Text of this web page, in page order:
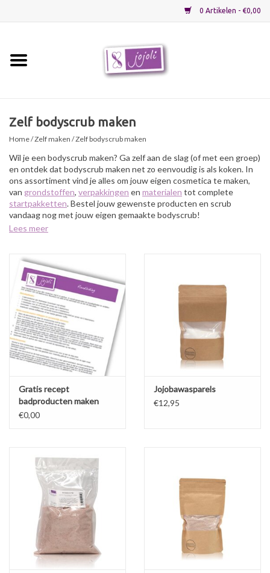
0 Artikelen - €0,00
Verpakkingen
Materialen
Startpakketten
Sale
Cadeaubon
Zelf maken
Zelf bodyscrub maken
Home/Zelf maken / Zelf bodyscrub maken
Wil je een bodyscrub maken? Ga zelf aan de slag (of met een groep)
en ontdek dat bodyscrub maken net zo eenvoudig is als koken. In
ons assortiment vind je alles om jouw eigen cosmetica te maken,
van grondstoffen, verpakkingen en materialen tot complete
startpakketten. Bestel jouw gewenste producten en scrub
vandaag nog met jouw eigen gemaakte bodyscrub!
Lees meer
Gratis recept
badproducten maken
€0,00
Jojobawasparels
€12,95